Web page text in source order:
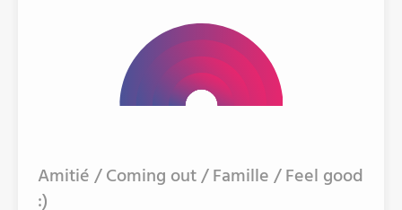
Amitié / Coming out / Famille / Feel good
:)